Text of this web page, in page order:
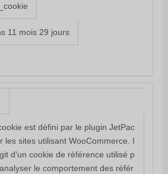
11 mois 29 jours
est défini par le plugin JetPac
les sites utilisant WooCommerce. I
d'un cookie de référence utilisé p
le comportement des référ